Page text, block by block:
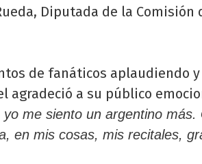
Diputada de la Comisión
de fanáticos aplaudiendo
agradeció a su público
me siento un argentino
en mis cosas, mis recitales,